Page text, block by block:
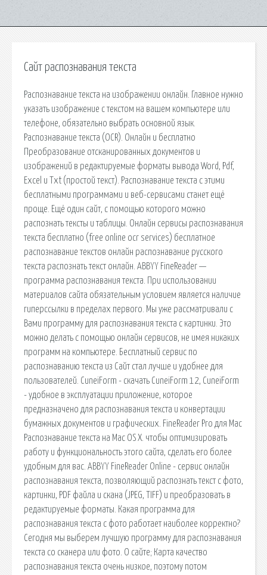
Сайт распознавания текста
Распознавание текста на изображении онлайн. Главное нужно
указать изображение с текстом на вашем компьютере или
телефоне, обязательно выбрать основной язык.
Распознавание текста (OCR). Онлайн и бесплатно
Преобразование отсканированных документов и
изображений в редактируемые форматы вывода Word, Pdf,
Excel и Txt (простой текст). Распознавание текста с этими
бесплатными программами и веб-сервисами станет ещё
проще. Ещё один сайт, с помощью которого можно
распознать тексты и таблицы. Онлайн сервисы распознавания
текста бесплатно (free online ocr services) бесплатное
распознавание текстов онлайн распознавание русского
текста распознать текст онлайн. ABBYY FineReader —
программа распознавания текста. При использовании
материалов сайта обязательным условием является наличие
гиперссылки в пределах первого. Мы уже рассматривали с
Вами программу для распознавания текста с картинки. Это
можно делать с помощью онлайн сервисов, не имея никаких
программ на компьютере. Бесплатный сервис по
распознаванию текста из Сайт стал лучше и удобнее для
пользователей. CuneiForm - скачать CuneiForm 12, CuneiForm
- удобное в эксплуатации приложение, которое
предназначено для распознавания текста и конвертации
бумажных документов и графических. FineReader Pro для Mac
Распознавание текста на Mac OS X. чтобы оптимизировать
работу и функциональность этого сайта, сделать его более
удобным для вас. ABBYY FineReader Online - сервис онлайн
распознавания текста, позволяющий распознать текст с фото,
картинки, PDF файла и скана (JPEG, TIFF) и преобразовать в
редактируемые форматы. Какая программа для
распознавания текста с фото работает наиболее корректно?
Сегодня мы выберем лучшую программу для распознавания
текста со сканера или фото. О сайте; Карта качество
распознавания текста очень низкое, поэтому потом